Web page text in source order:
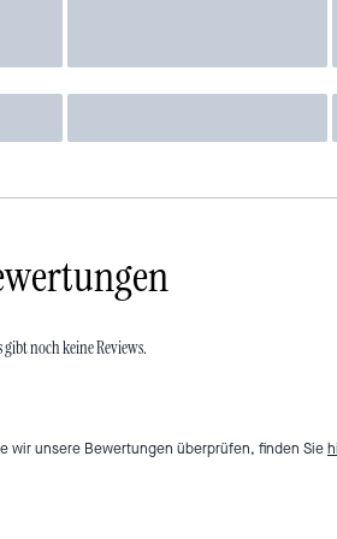
gibt noch keine Reviews.
wir unsere Bewertungen überprüfen, finden Sie